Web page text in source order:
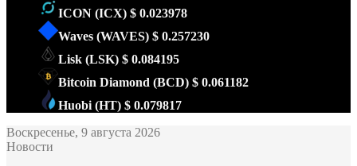
ICON (ICX) $ 0.023978
Waves (WAVES) $ 0.257230
Lisk (LSK) $ 0.084195
Bitcoin Diamond (BCD) $ 0.061182
Huobi (HT) $ 0.079817
Воскресенье, 9 августа 2026
Новости